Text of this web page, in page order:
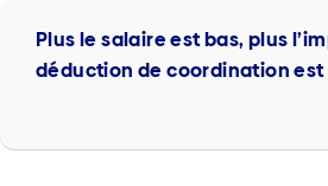
Plus le salaire est bas, plus
déduction de coordination